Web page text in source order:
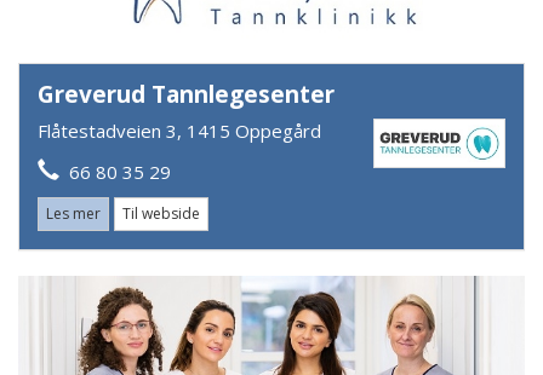
Greverud Tannlegesenter
Flåtestadveien 3, 1415 Oppegård
66 80 35 29
Les mer Til webside